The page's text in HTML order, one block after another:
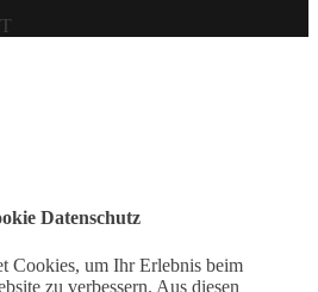
Datenschutz
Cookies, um Ihr Erlebnis beim
zu verbessern. Aus diesen